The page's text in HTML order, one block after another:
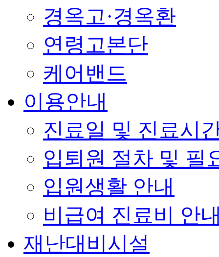
경옥고·경옥환
연령고본단
케어밴드
이용안내
진료일 및 진료시
입퇴원 절차 및 필
입원생활 안내
비급여 진료비 안
재난대비시설